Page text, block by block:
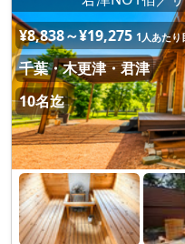
¥8,838～¥19,275 1人あたり
千葉・木更津・君津
10名迄